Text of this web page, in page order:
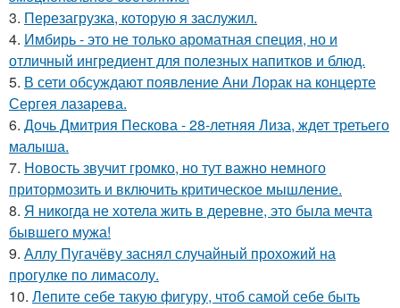
3. Перезагрузка, которую я заслужил.
4. Имбирь - это не только ароматная специя, но и
отличный ингредиент для полезных напитков и блюд.
5. В сети обсуждают появление Ани Лорак на концерте
Сергея лазарева.
6. Дочь Дмитрия Пескова - 28-летняя Лиза, ждет третьего
малыша.
7. Новость звучит громко, но тут важно немного
притормозить и включить критическое мышление.
8. Я никогда не хотела жить в деревне, это была мечта
бывшего мужа!
9. Аллу Пугачёву заснял случайный прохожий на
прогулке по лимасолу.
10. Лепите себе такую фигуру, чтоб самой себе быть